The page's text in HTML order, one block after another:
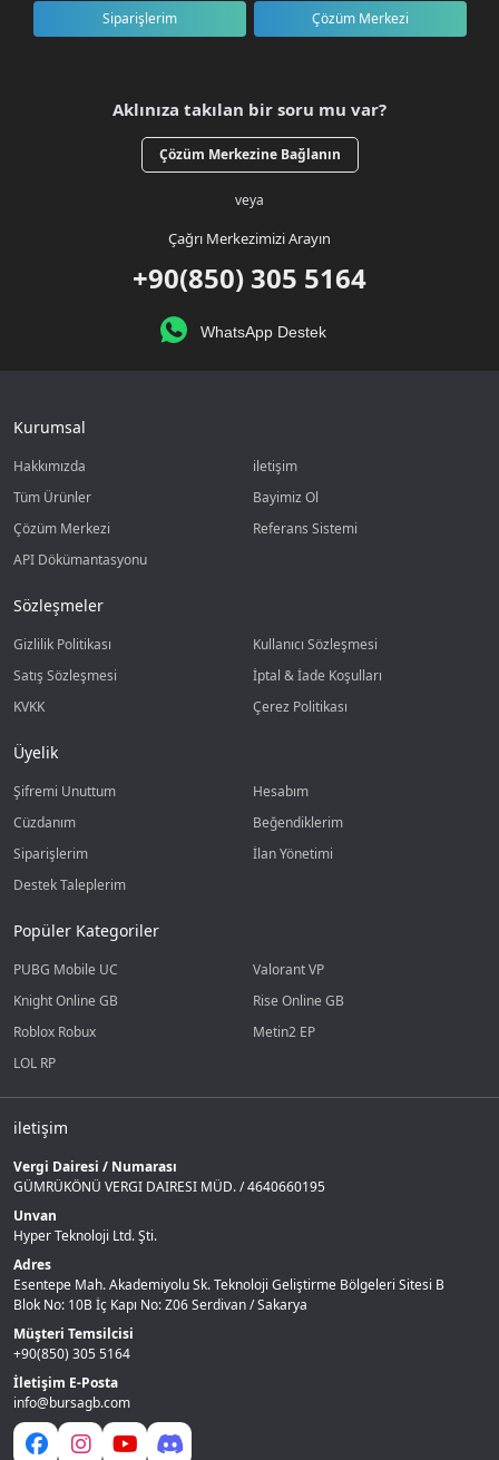
Siparişlerim Çözüm Merkezi
Aklınıza takılan bir soru mu var?
Çözüm Merkezine Bağlanın
veya
Çağrı Merkezimizi Arayın
+90(850) 305 5164
WhatsApp Destek
Kurumsal
Hakkımızda
iletişim
Tüm Ürünler
Bayimiz Ol
Çözüm Merkezi
Referans Sistemi
API Dökümantasyonu
Sözleşmeler
Gizlilik Politikası
Kullanıcı Sözleşmesi
Satış Sözleşmesi
İptal & İade Koşulları
KVKK
Çerez Politikası
Üyelik
Şifremi Unuttum
Hesabım
Cüzdanım
Beğendiklerim
Siparişlerim
İlan Yönetimi
Destek Taleplerim
Popüler Kategoriler
PUBG Mobile UC
Valorant VP
Knight Online GB
Rise Online GB
Roblox Robux
Metin2 EP
LOL RP
iletişim
Vergi Dairesi / Numarası
GÜMRÜKÖNÜ VERGI DAIRESI MÜD. / 4640660195
Unvan
Hyper Teknoloji Ltd. Şti.
Adres
Esentepe Mah. Akademiyolu Sk. Teknoloji Geliştirme Bölgeleri Sitesi B
Blok No: 10B İç Kapı No: Z06 Serdivan / Sakarya
Müşteri Temsilcisi
+90(850) 305 5164
İletişim E-Posta
info@bursagb.com